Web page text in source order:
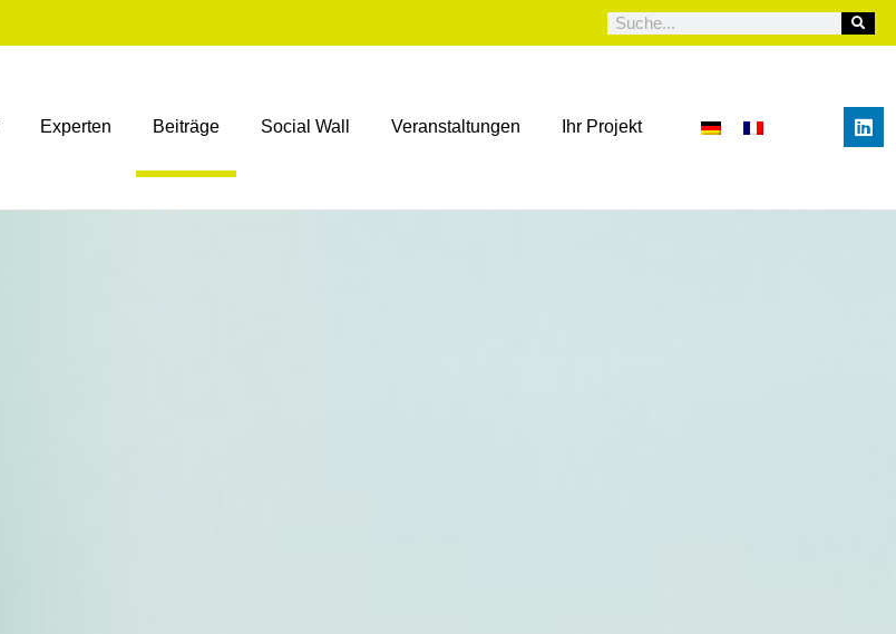
Experten Beiträge Social Wall Veranstaltungen Ihr Projekt